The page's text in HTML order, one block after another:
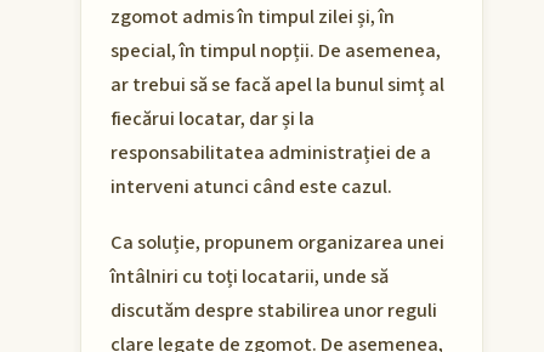
zgomot admis în timpul zilei și, în
special, în timpul nopții. De asemenea,
ar trebui să se facă apel la bunul simț al
fiecărui locatar, dar și la
responsabilitatea administrației de a
interveni atunci când este cazul.
Ca soluție, propunem organizarea unei
întâlniri cu toți locatarii, unde să
discutăm despre stabilirea unor reguli
clare legate de zgomot. De asemenea,